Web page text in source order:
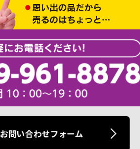
お問い合わせフォーム